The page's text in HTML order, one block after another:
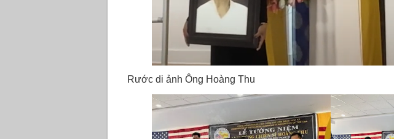
Rước di ảnh Ông Hoàng Thu